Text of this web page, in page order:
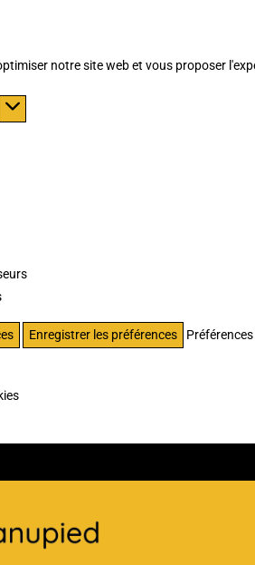
notre site web et vous proposer
Enregistrer les préférences Préférences